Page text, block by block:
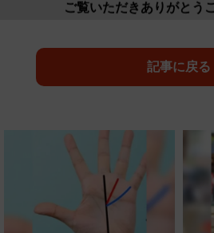
ご覧いただきありがとう
記事に戻る